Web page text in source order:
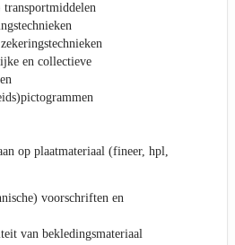
en collectieve
op plaatmateriaal (fineer, hpl,
voorschriften en
van bekledingsmateriaal